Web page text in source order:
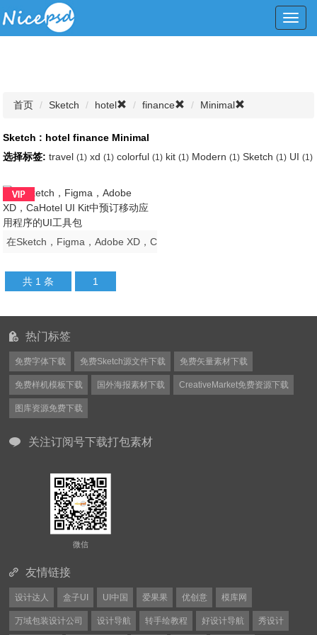
首页 Sketch hotel finance Minimal
Sketch : hotel finance Minimal
选择标签: travel(1) xd(1) colorful(1) kit(1) Modern(1) Sketch(1) UI(1)
共 1 条 1
热门标签
免费字体下载 免费Sketch源文件下载 免费矢量素材下载
免费样机模板下载 国外海报素材下载 CreativeMarket免费资源下载
图库资源免费下载
关注订阅号下载打包素材
微信
友情链接
设计达人 盒子UI UI中国 爱果果 优创意 模库网
万域包装设计公司 设计导航 转手绘教程 好设计导航 秀设计